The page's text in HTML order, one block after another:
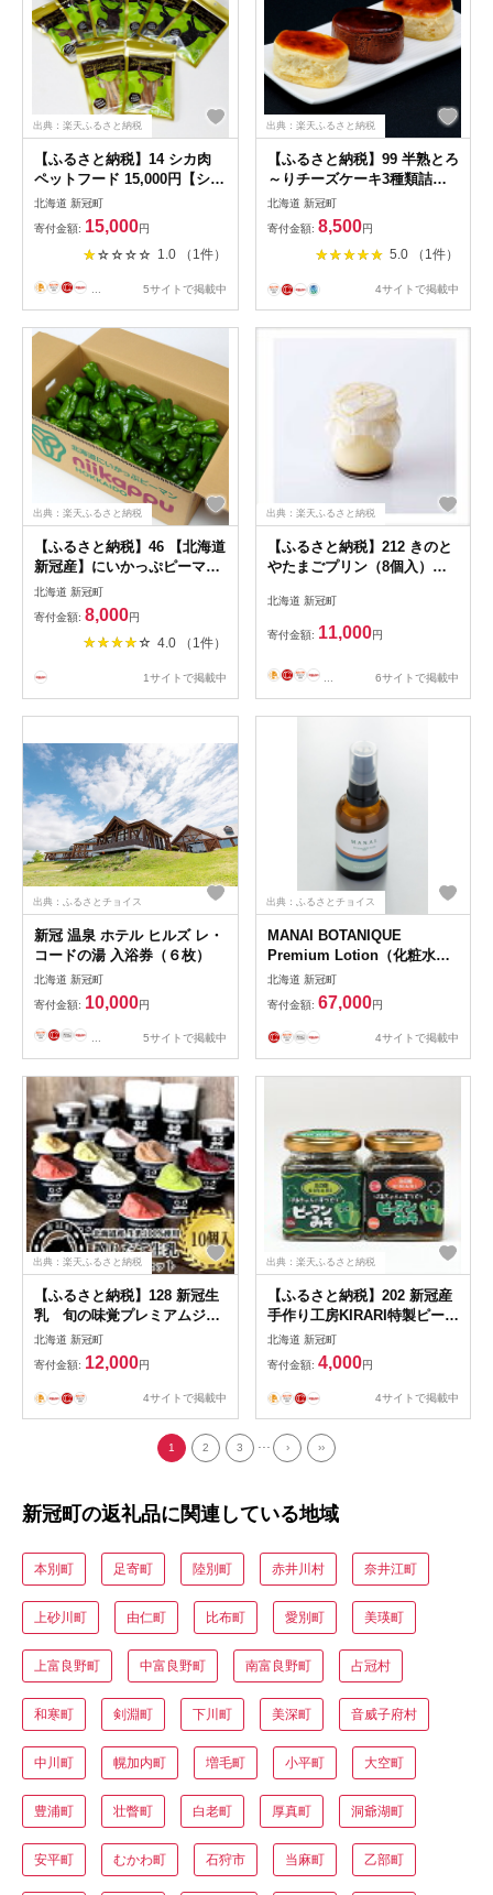
出典：楽天ふるさと納税
【ふるさと納税】14 シカ肉
ペットフード 15,000円【シ
カ 肉 ペット フード た
んぱく 低脂肪 鉄分 豊
富 天然 エゾシカ 少量
十分 食欲 シニア犬 体
質 犬 お勧め 商品 北海道
新冠町 】
北海道 新冠町
寄付金額: 15,000円
1.0 （1件）
5サイトで掲載中
出典：楽天ふるさと納税
【ふるさと納税】99 半熟とろ
～りチーズケーキ3種類詰め
合わせ 8,500円【半熟 とろ
～り チーズ ケーキ 3種
類 北海道産 ふんわり 当
店人気 プレーン メープ
新冠町 】
北海道 新冠町
寄付金額: 8,500円
5.0 （1件）
4サイトで掲載中
出典：楽天ふるさと納税
【ふるさと納税】46 【北海道
新冠産】にいかっぷピーマン
（5kg) 8,000円【新冠産 ピ
ーマン 北海道一 生産量
やわらか 苦み ビタミン
栄養豊富 5キロ たっぷ
冠町 】
北海道 新冠町
寄付金額: 8,000円
4.0 （1件）
1サイトで掲載中
出典：楽天ふるさと納税
【ふるさと納税】212 きのと
やたまごプリン（8個入）
ン 直営 農場 平飼い 新
鮮 有精卵 優しい 味わ
い スイーツ 甘い 牛乳
卵 乳製品 砂糖 生乳 北海
道 新冠町 】
北海道 新冠町
寄付金額: 11,000円
6サイトで掲載中
出典：ふるさとチョイス
新冠 温泉 ホテル ヒルズ レ・
コードの湯 入浴券（６枚）
北海道 新冠町
寄付金額: 10,000円
5サイトで掲載中
出典：ふるさとチョイス
MANAI BOTANIQUE
Premium Lotion（化粧水）
（単品）
北海道 新冠町
寄付金額: 67,000円
4サイトで掲載中
出典：楽天ふるさと納税
【ふるさと納税】128 新冠生
乳 旬の味覚プレミアムジェ
ラートセットC（10個入り）
12,000円【搾りたて 生乳
おいしさ 生かした ご自
宅 旬の味覚 新冠 ストッ
北海道 新冠町
寄付金額: 12,000円
4サイトで掲載中
出典：楽天ふるさと納税
【ふるさと納税】202 新冠産
手作り工房KIRARI特製ピーマ
ンみそ（2個セット）【手作
り 工房 特製 ピーマン
みそ 厳選 KIRARI 製造
ご飯 野菜 肉 お料理 ピ
道 新冠町 】
北海道 新冠町
寄付金額: 4,000円
4サイトで掲載中
1 2 3 ... › ››
新冠町の返礼品に関連している地域
本別町 足寄町 陸別町 赤井川村 奈井江町
上砂川町 由仁町 比布町 愛別町 美瑛町
上富良野町 中富良野町 南富良野町 占冠村
和寒町 剣淵町 下川町 美深町 音威子府村
中川町 幌加内町 増毛町 小平町 大空町
豊浦町 壮瞥町 白老町 厚真町 洞爺湖町
安平町 むかわ町 石狩市 当麻町 乙部町